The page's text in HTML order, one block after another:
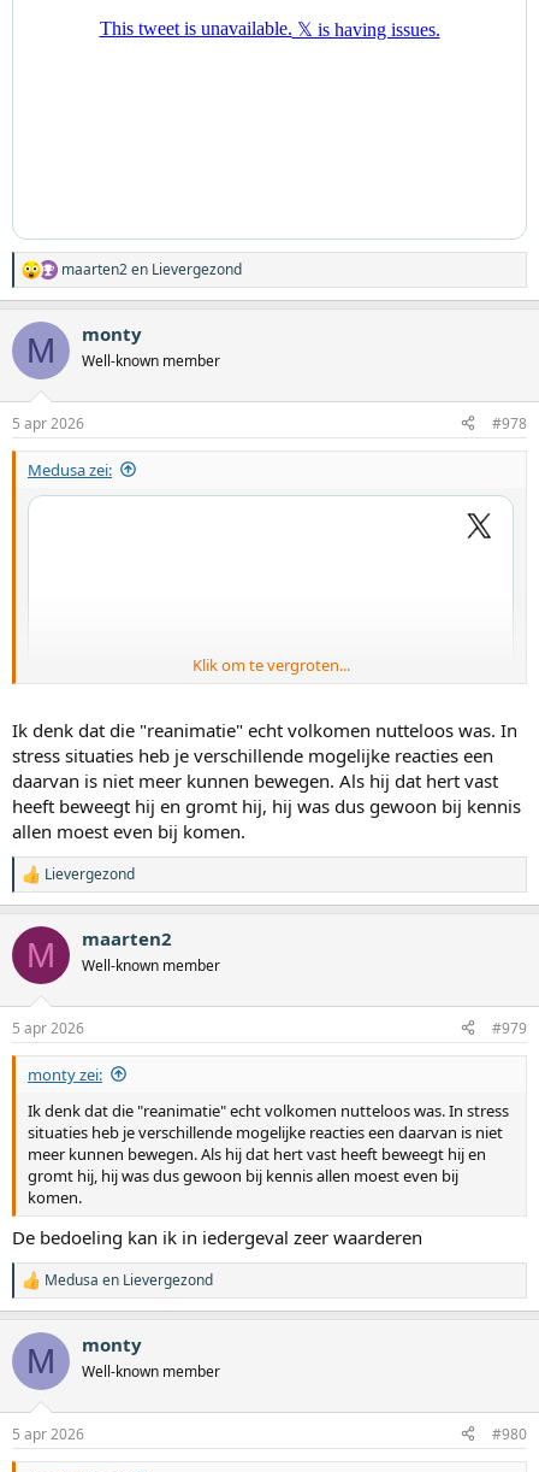
W
a
r
e
n
g
maarten2en Lievergezond
M monty
Well-known member
5 apr 2026 #978
Medusa zei:
Klik om te vergroten...
Ik denk dat die "reanimatie" echt volkomen nutteloos was. In
stress situaties heb je verschillende mogelijke reacties een
daarvan is niet meer kunnen bewegen. Als hij dat hert vast
heeft beweegt hij en gromt hij, hij was dus gewoon bij kennis
allen moest even bij komen.
W
a
r
e
n
g
Lievergezond
M maarten2
Well-known member
5 apr 2026 #979
monty zei:
Ik denk dat die "reanimatie" echt volkomen nutteloos was. In stress
situaties heb je verschillende mogelijke reacties een daarvan is niet
meer kunnen bewegen. Als hij dat hert vast heeft beweegt hij en
gromt hij, hij was dus gewoon bij kennis allen moest even bij
komen.
De bedoeling kan ik in iedergeval zeer waarderen
W
a
r
e
n
g
Medusa en Lievergezond
M monty
Well-known member
5 apr 2026 #980